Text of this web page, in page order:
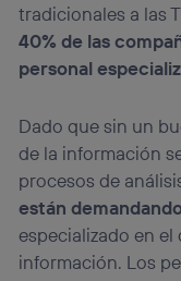
tradicionales a las
40% de las
personal
Dado que sin un
de la información
procesos de
están
especializado en
información. Los